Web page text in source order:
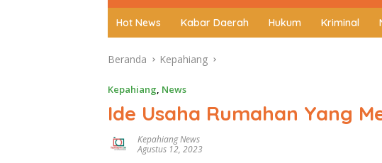
Hot News Kabar Daerah Hukum Kriminal
Beranda Kepahiang
Kepahiang, News
Ide Usaha Rumahan Yang
Kepahiang News
Agustus 12, 2023